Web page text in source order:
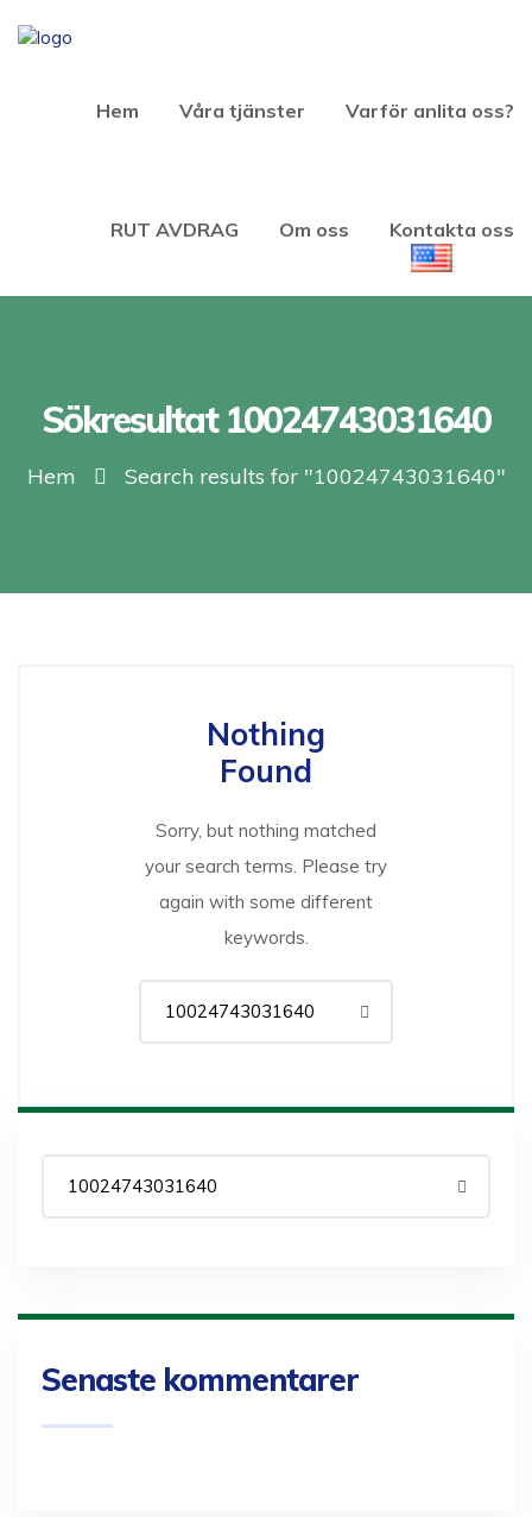
Hem Våra tjänster Varför anlita oss?
RUT AVDRAG Om oss Kontakta oss
Sökresultat 10024743031640
Hem Search results for "10024743031640"
Nothing
Found
Sorry, but nothing matched
your search terms. Please try
again with some different
keywords.
Senaste kommentarer